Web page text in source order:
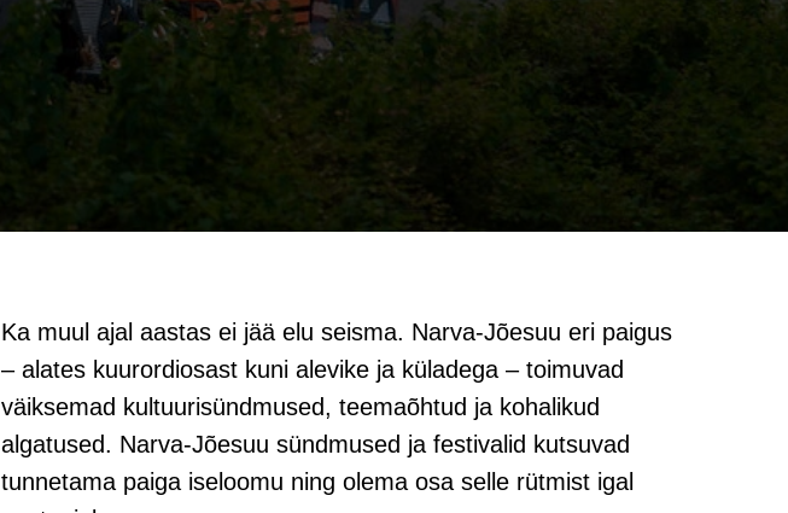
Ka muul ajal aastas ei jää elu seisma. Narva-Jõesuu eri paigus
– alates kuurordiosast kuni alevike ja küladega – toimuvad
väiksemad kultuurisündmused, teemaõhtud ja kohalikud
algatused. Narva-Jõesuu sündmused ja festivalid kutsuvad
tunnetama paiga iseloomu ning olema osa selle rütmist igal